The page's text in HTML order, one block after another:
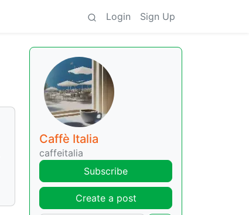
Login Sign Up
Caffè Italia
caffeitalia
Subscribe
Create a post